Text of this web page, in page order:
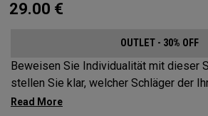
29.00 €
OUTLET - 30% OFF
Beweisen Sie Individualität mit dieser
stellen Sie klar, welcher Schläger der
Ihre Ausrüstung mit diesen markanten